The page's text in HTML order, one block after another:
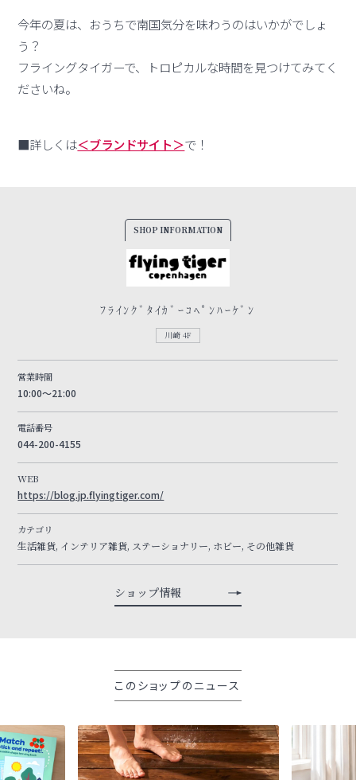
今年の夏は、おうちで南国気分を味わうのはいかがでしょ
う？
フライングタイガーで、トロピカルな時間を見つけてみてく
ださいね。
■詳しくは＜ブランドサイト＞で！
SHOP INFORMATION
ﾌﾗｲﾝｸﾞﾀｲｶﾞｰｺﾍﾟﾝﾊｰｹﾞﾝ
川崎 4F
営業時間
10:00～21:00
電話番号
044-200-4155
WEB
https://blog.jp.flyingtiger.com/
カテゴリ
生活雑貨, インテリア雑貨, ステーショナリー, ホビー, その他雑貨
ショップ情報
このショップのニュース